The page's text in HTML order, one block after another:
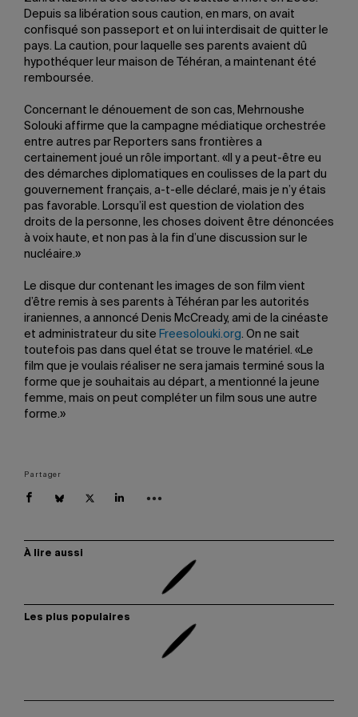
Depuis sa libération sous caution, en mars, on avait
confisqué son passeport et on lui interdisait de quitter le
pays. La caution, pour laquelle ses parents avaient dû
hypothéquer leur maison de Téhéran, a maintenant été
remboursée.
Concernant le dénouement de son cas, Mehrnoushe
Solouki affirme que la campagne médiatique orchestrée
entre autres par Reporters sans frontières a
certainement joué un rôle important. «Il y a peut-être eu
des démarches diplomatiques en coulisses de la part du
gouvernement français, a-t-elle déclaré, mais je n’y étais
pas favorable. Lorsqu’il est question de violation des
droits de la personne, les choses doivent être dénoncées
à voix haute, et non pas à la fin d’une discussion sur le
nucléaire.»
Le disque dur contenant les images de son film vient
d’être remis à ses parents à Téhéran par les autorités
iraniennes, a annoncé Denis McCready, ami de la cinéaste
et administrateur du site Freesolouki.org. On ne sait
toutefois pas dans quel état se trouve le matériel. «Le
film que je voulais réaliser ne sera jamais terminé sous la
forme que je souhaitais au départ, a mentionné la jeune
femme, mais on peut compléter un film sous une autre
forme.»
Partager
À lire aussi
Les plus populaires